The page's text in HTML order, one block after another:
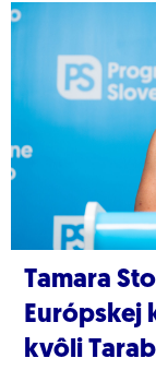
Tamara
Európskej
kvôli